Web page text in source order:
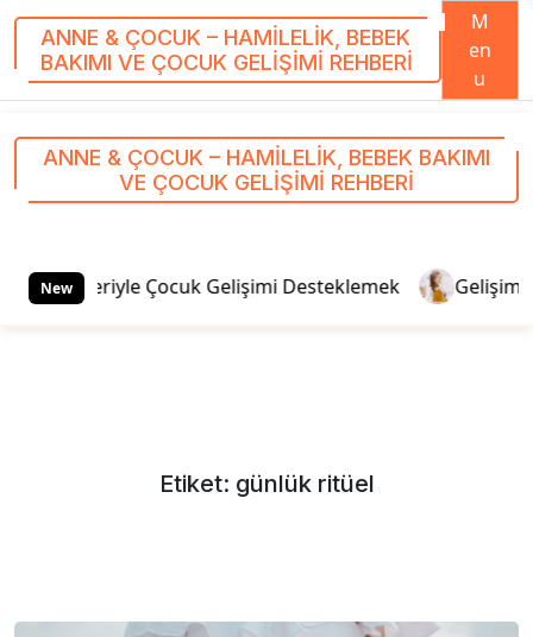
ANNE & ÇOCUK – HAMILELIK, BEBEK
BAKIMI VE ÇOCUK GELIŞIMI REHBERI
M
en
u
ANNE & ÇOCUK – HAMILELIK, BEBEK BAKIMI
VE ÇOCUK GELIŞIMI REHBERI
New Çocuk Gelişimi Desteklemek Gelişim
Etiket: günlük ritüel